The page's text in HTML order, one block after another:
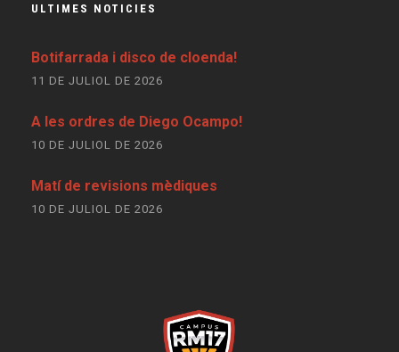
ULTIMES NOTICIES
Botifarrada i disco de cloenda!
11 DE JULIOL DE 2026
A les ordres de Diego Ocampo!
10 DE JULIOL DE 2026
Matí de revisions mèdiques
10 DE JULIOL DE 2026